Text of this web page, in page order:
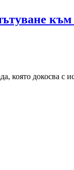
която докосва с